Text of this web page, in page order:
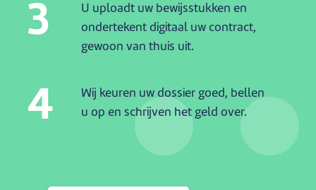
3
U uploadt uw bewijsstukken en
ondertekent digitaal uw contract,
gewoon van thuis uit.
4
Wij keuren uw dossier goed, bellen
u op en schrijven het geld over.